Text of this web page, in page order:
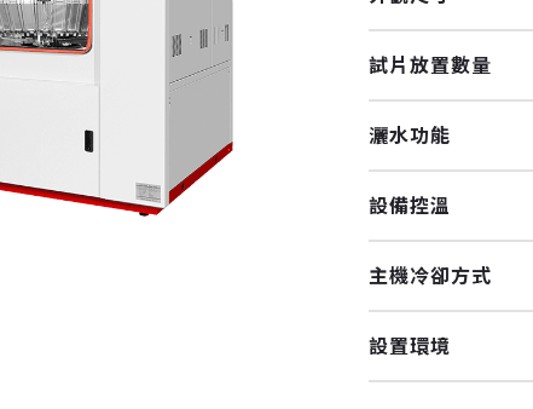
試片放置數量
灑水功能
設備控溫
主機冷卻方式
設置環境